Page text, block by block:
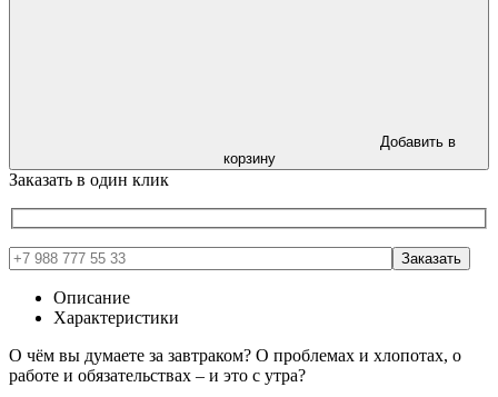
корзину
Заказать в один клик
Описание
Характеристики
О чём вы думаете за завтраком? О проблемах и хлопотах, о
работе и обязательствах – и это с утра?